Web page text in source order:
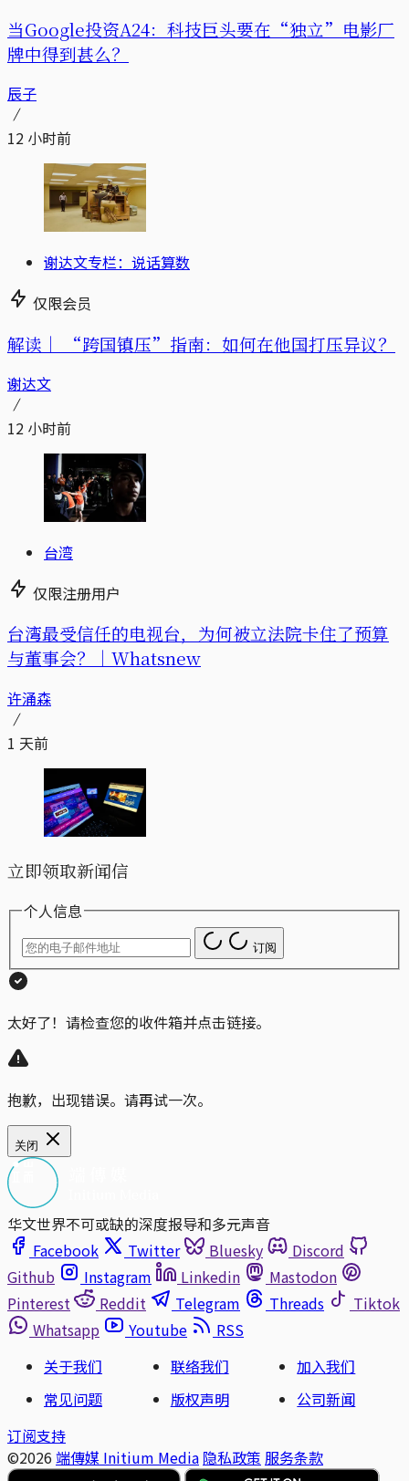
当Google投资A24：科技巨头要在“独立”电影厂
牌中得到甚么？
辰子
12 小时前
谢达文专栏：说话算数
仅限会员
解读｜ “跨国镇压”指南：如何在他国打压异议？
谢达文
12 小时前
台湾
仅限注册用户
台湾最受信任的电视台，为何被立法院卡住了预算
与董事会？｜Whatsnew
许涌森
1 天前
立即领取新闻信
个人信息
订阅
太好了！请检查您的收件箱并点击链接。
抱歉，出现错误。请再试一次。
关闭
华文世界不可或缺的深度报导和多元声音
Facebook
Twitter Bluesky
Discord
Github
Instagram Linkedin
Mastodon
Pinterest
Reddit Telegram Threads
Tiktok
Whatsapp
Youtube
RSS
关于我们
联络我们
加入我们
常见问题
版权声明
公司新闻
订阅支持
©2026 端傳媒 Initium Media 隐私政策 服务条款